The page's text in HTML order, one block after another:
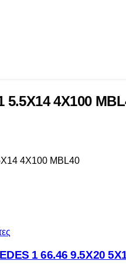
5.5X14 4X100
4X100 MBL40
1 66.46 9.5X20